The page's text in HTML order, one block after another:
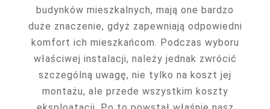
budynków mieszkalnych, mają one bardzo
duże znaczenie, gdyż zapewniają odpowiedni
komfort ich mieszkańcom. Podczas wyboru
właściwej instalacji, należy jednak zwrócić
szczególną uwagę, nie tylko na koszt jej
montażu, ale przede wszystkim koszty